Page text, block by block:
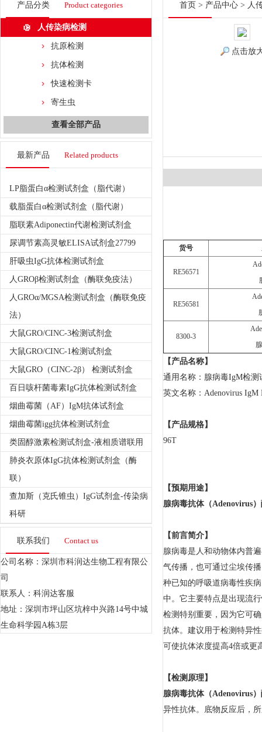
产品分类 Product categories
人传染病检测
抗原检测
抗体检测
快速检测卡
寄生虫
查看全部产品
最新产品 Related products
LP脂蛋白α检测试剂盒（脂代谢）
载脂蛋白α检测试剂盒（脂代谢）
脂联素Adiponectin代谢检测试剂盒
尿调节素高灵敏ELISA试剂盒27799
肝吸虫IgG抗体检测试剂盒
人GROβ检测试剂盒（酶联免疫法）
人GROα/MGSA检测试剂盒（酶联免疫
法）
大鼠GRO/CINC-3检测试剂盒
大鼠GRO/CINC-1检测试剂盒
大鼠GRO（CINC-2β） 检测试剂盒
百日咳杆菌毒素IgG抗体检测试剂盒
烟曲霉菌（AF）IgM抗体试剂盒
烟曲霉菌igg抗体检测试剂盒
类固醇激素检测试剂盒-液相质谱联用
肺炎衣原体IgG抗体检测试剂盒（酶
联）
查加斯（克氏锥虫）IgG试剂盒-传染病
科研
联系我们 Contact us
公司名称：深圳市科润达生物工程有限公
司
联系人：科润达客服
地址：深圳市坪山区坑梓中兴路14号中城
生命科学园A栋3层
首页 > 产品中心 > 人
点击放
货号
RE56571
RE56581
8300-3
【产品名称】
通用名称：腺病毒IgM检
英文名称：Adenovirus IgM
【产品规格】
96T
【预期用途】
腺病毒抗体（Adenovirus
【前言简介】
腺病毒是人和动物体内普
气传播，也可通过尘埃传
种已知的呼吸道病毒性疾
中。它主要特点是出现流
检测特别重要，因为它可
抗体。建议用于检测特异
可使抗体浓度提高4倍或更
【检测原理】
腺病毒抗体（Adenovirus
异性抗体。底物反应后，